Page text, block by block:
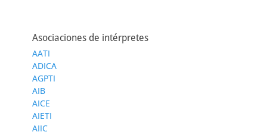
Asociaciones de intérpretes
AATI
ADICA
AGPTI
AIB
AICE
AIETI
AIIC